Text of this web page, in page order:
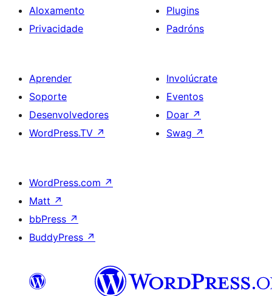
Aloxamento
Privacidade
Plugins
Padróns
Aprender
Soporte
Desenvolvedores
WordPress.TV ↗
Involúcrate
Eventos
Doar ↗
Swag ↗
WordPress.com ↗
Matt ↗
bbPress ↗
BuddyPress ↗